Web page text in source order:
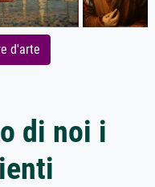
d'arte
di noi i